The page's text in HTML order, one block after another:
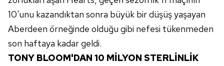
10'unu kazandıktan sonra büyük bir düşüş yaşayan
Aberdeen örneğinde olduğu gibi nefesi tükenmeden
son haftaya kadar geldi.
TONY BLOOM'DAN 10 MİLYON STERLİNLİK